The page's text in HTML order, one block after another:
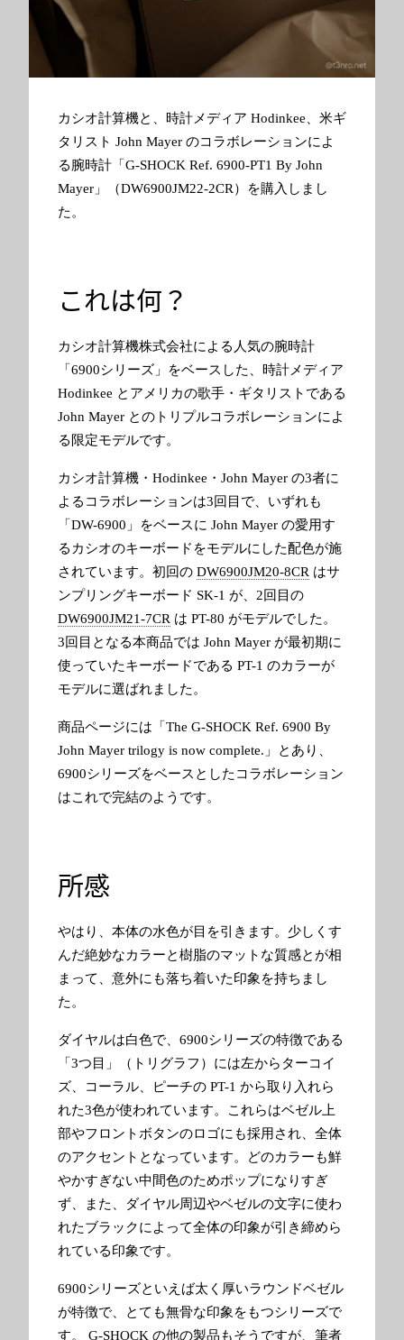
カシオ計算機と、時計メディア Hodinkee、米ギ
タリスト John Mayer のコラボレーションによ
る腕時計「G-SHOCK Ref. 6900-PT1 By John
Mayer」（DW6900JM22-2CR）を購入しまし
た。
これは何？
カシオ計算機株式会社による人気の腕時計
「6900シリーズ」をベースした、時計メディア
Hodinkee とアメリカの歌手・ギタリストである
John Mayer とのトリプルコラボレーションによ
る限定モデルです。
カシオ計算機・Hodinkee・John Mayer の3者に
よるコラボレーションは3回目で、いずれも
「DW-6900」をベースに John Mayer の愛用す
るカシオのキーボードをモデルにした配色が施
されています。初回の DW6900JM20-8CR はサ
ンプリングキーボード SK-1 が、2回目の
DW6900JM21-7CR は PT-80 がモデルでした。
3回目となる本商品では John Mayer が最初期に
使っていたキーボードである PT-1 のカラーが
モデルに選ばれました。
商品ページには「The G-SHOCK Ref. 6900 By
John Mayer trilogy is now complete.」とあり、
6900シリーズをベースとしたコラボレーション
はこれで完結のようです。
所感
やはり、本体の水色が目を引きます。少しくす
んだ絶妙なカラーと樹脂のマットな質感とが相
まって、意外にも落ち着いた印象を持ちまし
た。
ダイヤルは白色で、6900シリーズの特徴である
「3つ目」（トリグラフ）には左からターコイ
ズ、コーラル、ピーチの PT-1 から取り入れら
れた3色が使われています。これらはベゼル上
部やフロントボタンのロゴにも採用され、全体
のアクセントとなっています。どのカラーも鮮
やかすぎない中間色のためポップになりすぎ
ず、また、ダイヤル周辺やベゼルの文字に使わ
れたブラックによって全体の印象が引き締めら
れている印象です。
6900シリーズといえば太く厚いラウンドベゼル
が特徴で、とても無骨な印象をもつシリーズで
す。 G-SHOCK の他の製品もそうですが、筆者